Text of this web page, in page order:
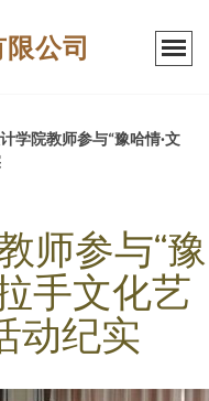
公司
学院教师参与“豫哈情·文
师参与“豫
手文化艺
动纪实